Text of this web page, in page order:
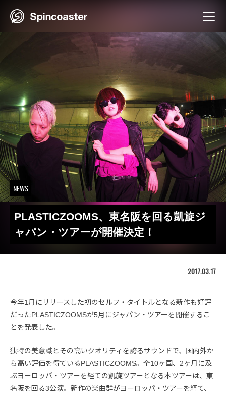
NEWS
PLASTICZOOMS、東名阪を回る凱旋ジ
ャパン・ツアーが開催決定！
2017.03.17
今年1月にリリースした初のセルフ・タイトルとなる新作も好評
だったPLASTICZOOMSが5月にジャパン・ツアーを開催するこ
とを発表した。
独特の美意識とその高いクオリティを誇るサウンドで、国内外か
ら高い評価を得ているPLASTICZOOMS。全10ヶ国、2ヶ月に及
ぶヨーロッパ・ツアーを経ての凱旋ツアーとなる本ツアーは、東
名阪を回る3公演。新作の楽曲群がヨーロッパ・ツアーを経て、